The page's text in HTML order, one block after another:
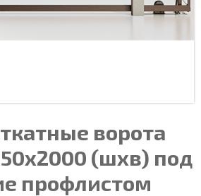
ворота
(шхв) под
профлистом